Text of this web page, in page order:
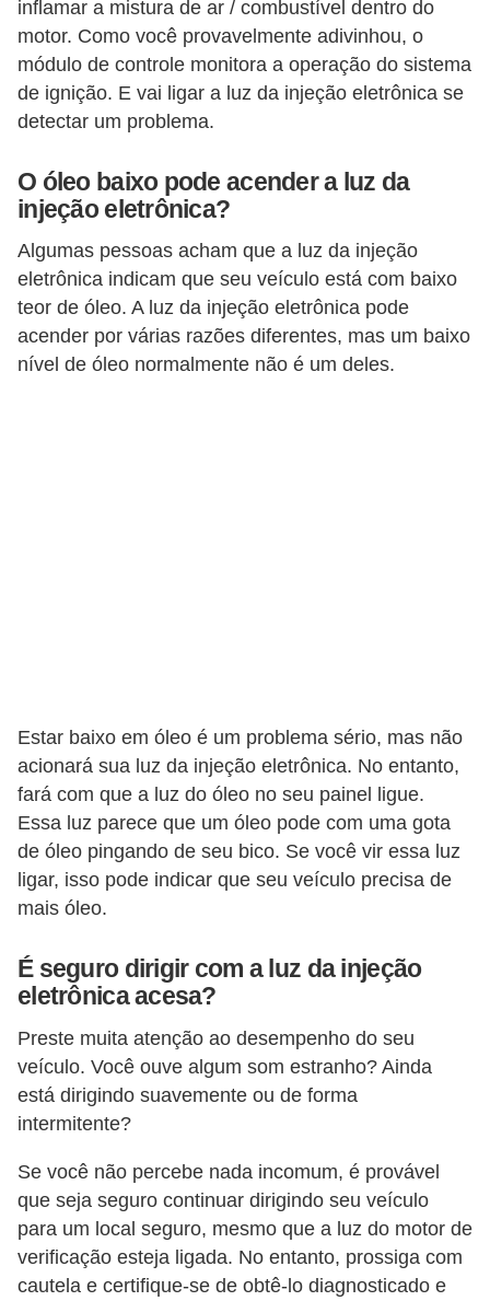
inflamar a mistura de ar / combustível dentro do
motor. Como você provavelmente adivinhou, o
módulo de controle monitora a operação do sistema
de ignição. E vai ligar a luz da injeção eletrônica se
detectar um problema.
O óleo baixo pode acender a luz da
injeção eletrônica?
Algumas pessoas acham que a luz da injeção
eletrônica indicam que seu veículo está com baixo
teor de óleo. A luz da injeção eletrônica pode
acender por várias razões diferentes, mas um baixo
nível de óleo normalmente não é um deles.
Estar baixo em óleo é um problema sério, mas não
acionará sua luz da injeção eletrônica. No entanto,
fará com que a luz do óleo no seu painel ligue.
Essa luz parece que um óleo pode com uma gota
de óleo pingando de seu bico. Se você vir essa luz
ligar, isso pode indicar que seu veículo precisa de
mais óleo.
É seguro dirigir com a luz da injeção
eletrônica acesa?
Preste muita atenção ao desempenho do seu
veículo. Você ouve algum som estranho? Ainda
está dirigindo suavemente ou de forma
intermitente?
Se você não percebe nada incomum, é provável
que seja seguro continuar dirigindo seu veículo
para um local seguro, mesmo que a luz do motor de
verificação esteja ligada. No entanto, prossiga com
cautela e certifique-se de obtê-lo diagnosticado e
i
d
o
s